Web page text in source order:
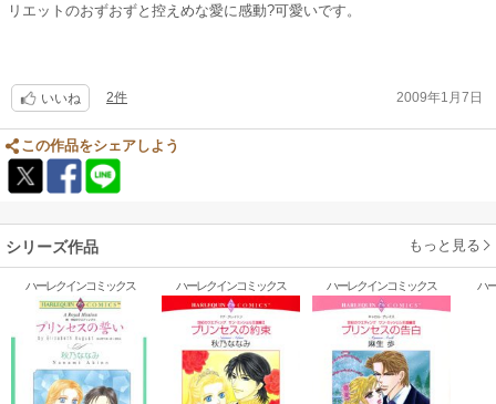
リエットのおずおずと控えめな愛に感動?可愛いです。
いいね 2件 2009年1月7日
この作品をシェアしよう
シリーズ作品 もっと見る
ハーレクインコミックス ハーレクインコミックス ハーレクインコミックス ハ